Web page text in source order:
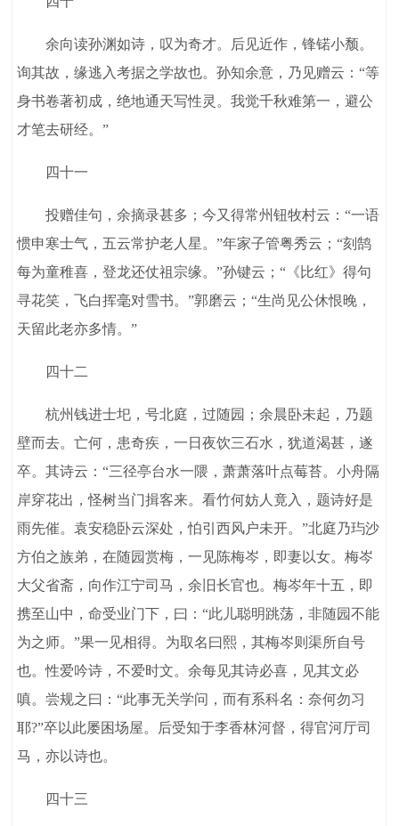
余向读孙渊如诗，叹为奇才。后见近作，锋锘小颓。
询其故，缘逃入考据之学故也。孙知余意，乃见赠云：“等
身书卷著初成，绝地通天写性灵。我觉千秋难第一，避公
才笔去研经。”
四十一
投赠佳句，余摘录甚多；今又得常州钮牧村云：“一语
惯申寒士气，五云常护老人星。”年家子管粤秀云；“刻鹄
每为童稚喜，登龙还仗祖宗缘。”孙键云；“《比红》得句
寻花笑，飞白挥毫对雪书。”郭磨云；“生尚见公休恨晚，
天留此老亦多情。”
四十二
杭州钱进士圯，号北庭，过随园；余晨卧未起，乃题
壁而去。亡何，患奇疾，一日夜饮三石水，犹道渴甚，遂
卒。其诗云：“三径亭台水一隈，萧萧落叶点莓苔。小舟隔
岸穿花出，怪树当门揖客来。看竹何妨人竟入，题诗好是
雨先催。袁安稳卧云深处，怕引西风户未开。”北庭乃玙沙
方伯之族弟，在随园赏梅，一见陈梅岑，即妻以女。梅岑
大父省斋，向作江宁司马，余旧长官也。梅岑年十五，即
携至山中，命受业门下，曰：“此儿聪明跳荡，非随园不能
为之师。”果一见相得。为取名曰熙，其梅岑则渠所自号
也。性爱吟诗，不爱时文。余每见其诗必喜，见其文必
嗔。尝规之曰：“此事无关学问，而有系科名：奈何勿习
耶?”卒以此屡困场屋。后受知于李香林河督，得官河厅司
马，亦以诗也。
四十三